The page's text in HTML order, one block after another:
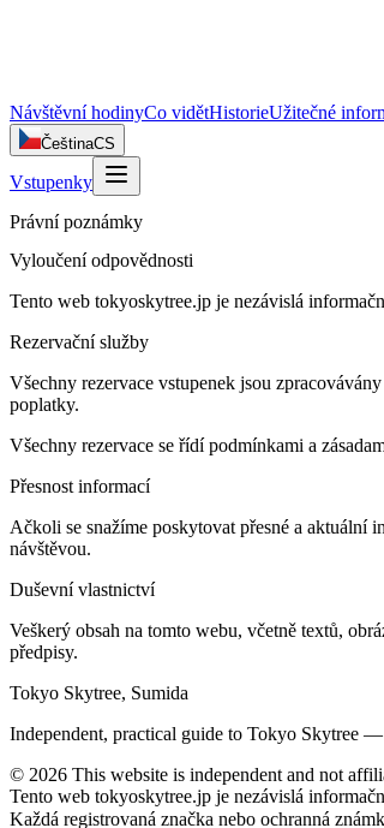
Návštěvní hodinyCo vidětHistorieUžitečné
ČeštinaCS
Vstupenky
Právní poznámky
Vyloučení odpovědnosti
Tento web tokyoskytree.jp je nezávislá
Rezervační služby
Všechny rezervace vstupenek jsou
poplatky.
Všechny rezervace se řídí podmínkami a
Přesnost informací
Ačkoli se snažíme poskytovat přesné a aktuální
návštěvou.
Duševní vlastnictví
Veškerý obsah na tomto webu, včetně textů,
předpisy.
Tokyo Skytree, Sumida
Independent, practical guide to Tokyo Skytree
© 2026 This website is independent and not
Tento web tokyoskytree.jp je nezávislá
Každá registrovaná značka nebo ochranná